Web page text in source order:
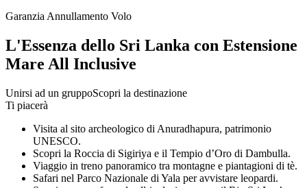
Garanzia Annullamento Volo
L'Essenza dello Sri Lanka con Estensione
Mare All Inclusive
Unirsi ad un gruppoScopri la destinazione
Ti piacerà
Visita al sito archeologico di Anuradhapura, patrimonio
UNESCO.
Scopri la Roccia di Sigiriya e il Tempio d’Oro di Dambulla.
Viaggio in treno panoramico tra montagne e piantagioni di tè.
Safari nel Parco Nazionale di Yala per avvistare leopardi.